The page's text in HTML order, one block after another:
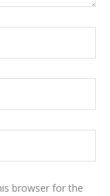
browser for the